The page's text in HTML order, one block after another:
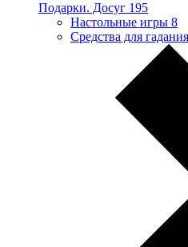
Подарки. Досуг 195
Настольные игры 8
Средства для